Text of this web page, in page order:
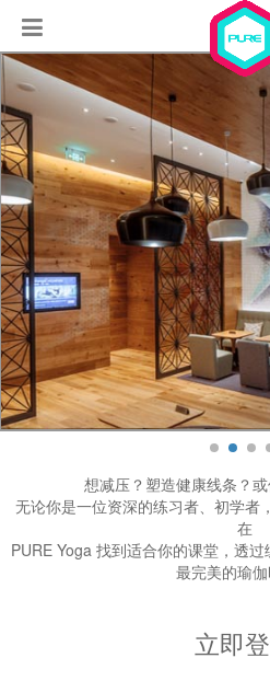
想减压？塑造健康线条？
无论你是一位资深的练习者、初学者
在
PURE Yoga 找到适合你的课堂，透
最完美的瑜伽
立即